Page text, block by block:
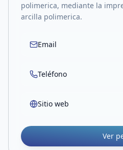
polimerica, mediante la
arcilla polimerica.
Email
Teléfono
Sitio web
Ver